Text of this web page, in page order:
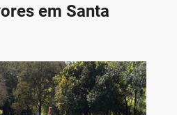
em Santa